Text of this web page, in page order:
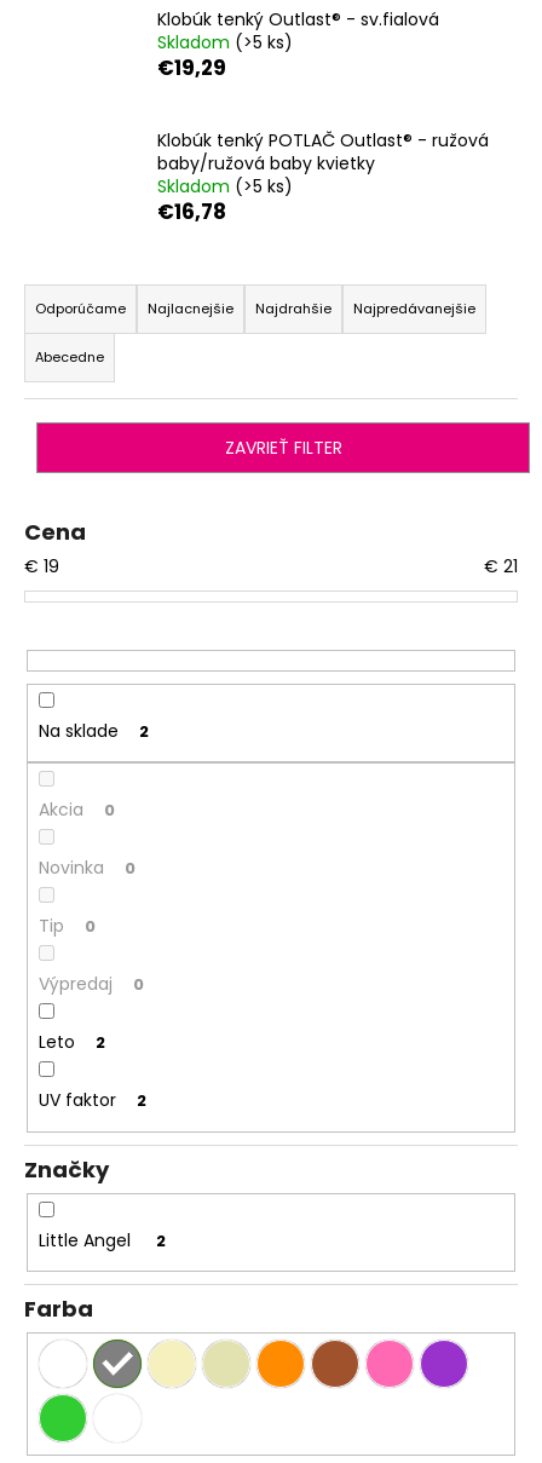
Klobúk tenký Outlast® - sv.fialová
Skladom (>5 ks)
€19,29
Klobúk tenký POTLAČ Outlast® - ružová
baby/ružová baby kvietky
Skladom (>5 ks)
€16,78
R
a
d
e
n
e
r
o
d
k
t
o
v
Odporúčame Najlacnejšie Najdrahšie Najpredávanejšie
Abecedne
ZAVRIEŤ FILTER
Cena
€ 19 € 21
Na sklade 2
Akcia 0
Novinka 0
Tip 0
Výpredaj 0
Leto 2
UV faktor 2
Značky
Little Angel 2
Farba
HĽADAŤ
O
o
ú
č
a
m
TRIČKO
PÁNSKE
KR
TENKÉ
VÝSTRIH
OUTLAST®
MODRÝ
MELÍR
€41,98